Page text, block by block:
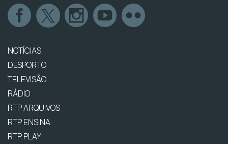
NOTÍCIAS
DESPORTO
TELEVISÃO
RÁDIO
RTP ARQUIVOS
RTP ENSINA
RTP PLAY